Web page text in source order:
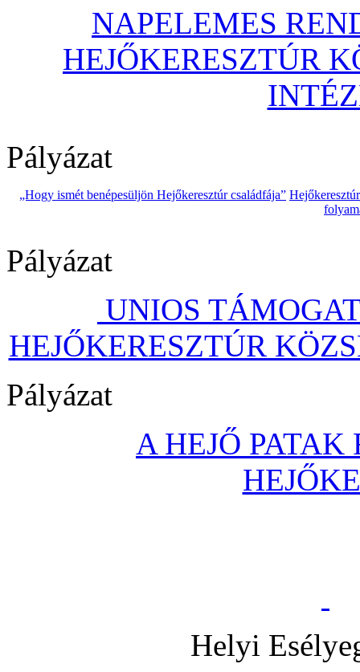
NAPELEMES
HEJŐKERESZTÚR
Pályázat
„Hogy ismét benépesüljön Hejőkeresztúr családfája”
Pályázat
UNIOS
HEJŐKERESZTÚR
Pályázat
A HEJŐ
Helyi